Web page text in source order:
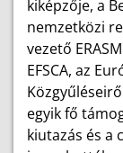
kiképzője, a
nemzetközi
vezető
EFSCA, az
egyik fő
kiutazás és a